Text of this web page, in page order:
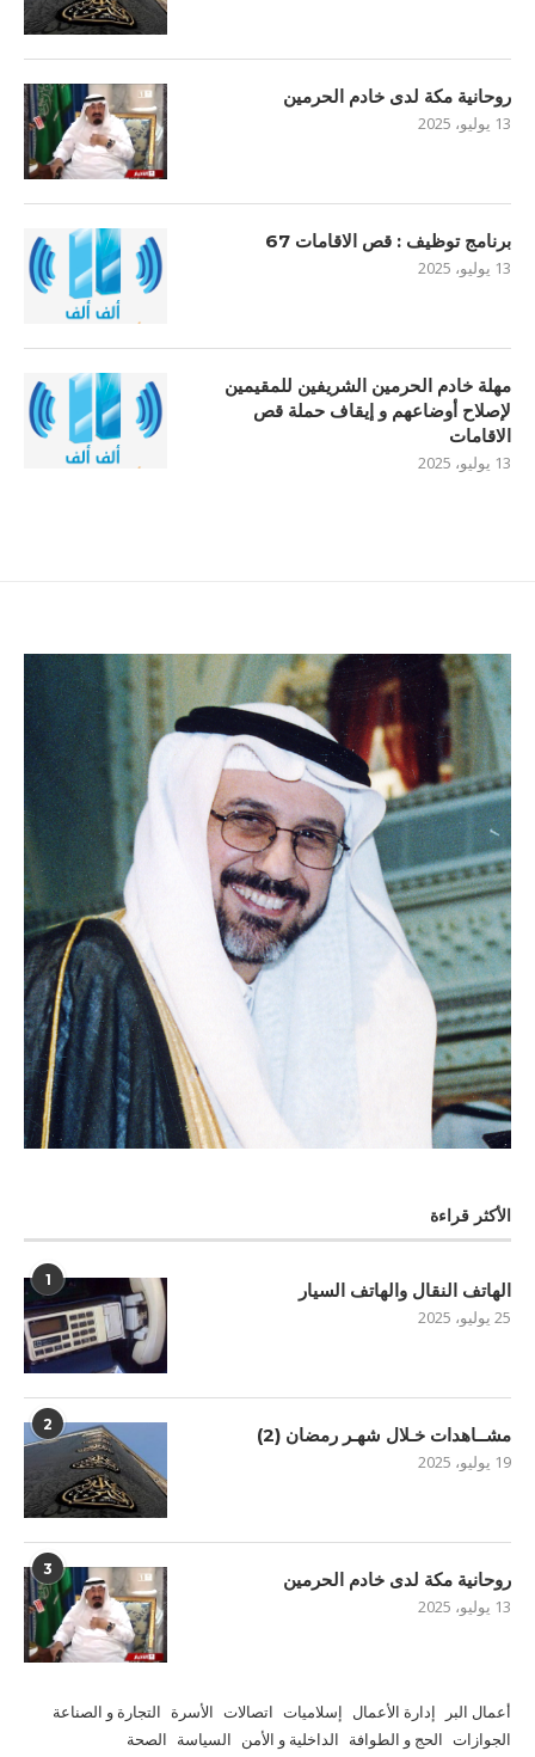
روحانية مكة لدى خادم الحرمين
13 يوليو، 2025
برنامج توظيف : قص الاقامات 67
13 يوليو، 2025
مهلة خادم الحرمين الشريفين للمقيمين
لإصلاح أوضاعهم و إيقاف حملة قص
الاقامات
13 يوليو، 2025
الأكثر قراءة
1 الهاتف النقال والهاتف السيار
25 يوليو، 2025
2 مشــاهدات خـلال شهـر رمضان (2)
19 يوليو، 2025
3 روحانية مكة لدى خادم الحرمين
13 يوليو، 2025
أعمال البر إدارة الأعمال إسلاميات اتصالات الأسرة التجارة و الصناعة
الجوازات الحج و الطوافة الداخلية و الأمن السياسة الصحة